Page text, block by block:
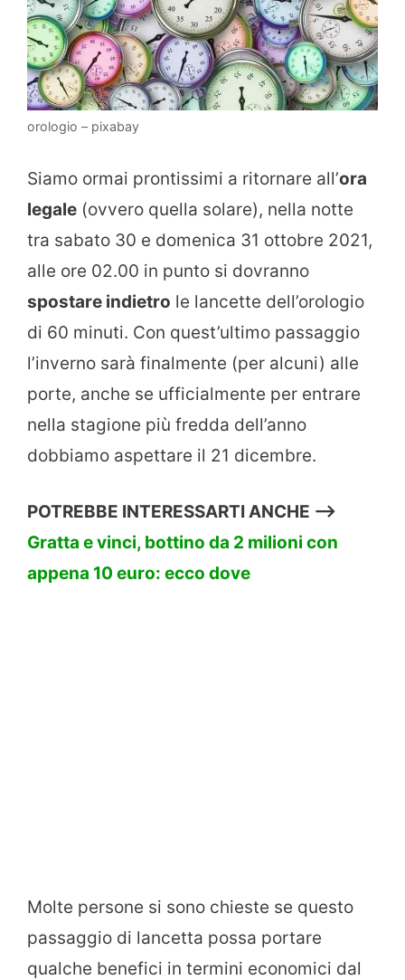
orologio – pixabay
Siamo ormai prontissimi a ritornare all’ora
legale (ovvero quella solare), nella notte
tra sabato 30 e domenica 31 ottobre 2021,
alle ore 02.00 in punto si dovranno
spostare indietro le lancette dell’orologio
di 60 minuti. Con quest’ultimo passaggio
l’inverno sarà finalmente (per alcuni) alle
porte, anche se ufficialmente per entrare
nella stagione più fredda dell’anno
dobbiamo aspettare il 21 dicembre.
POTREBBE INTERESSARTI ANCHE —>
Gratta e vinci, bottino da 2 milioni con
appena 10 euro: ecco dove
Molte persone si sono chieste se questo
passaggio di lancetta possa portare
qualche benefici in termini economici dal